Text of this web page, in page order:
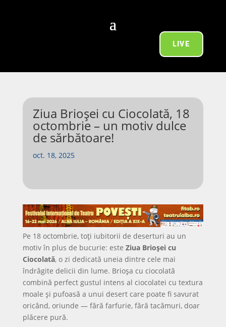
LIVE
Ziua Brioșei cu Ciocolată, 18
octombrie – un motiv dulce
de sărbătoare!
oct. 18, 2025
Pe 18 octombrie, toți iubitorii de deserturi au un
motiv în plus de bucurie: este Ziua Brioșei cu
Ciocolată, o zi dedicată uneia dintre cele mai
îndrăgite delicii din lume. Brioșa cu ciocolată
combină perfect gustul intens al ciocolatei cu textura
moale și pufoasă a unui desert care poate fi savurat
oricând, oriunde — fără farfurie, fără tacâmuri, doar
plăcere pură.